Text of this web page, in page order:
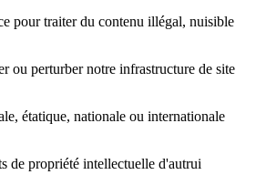
pour traiter du contenu illégal, nuisible
ou perturber notre infrastructure de site
étatique, nationale ou internationale
de propriété intellectuelle d'autrui